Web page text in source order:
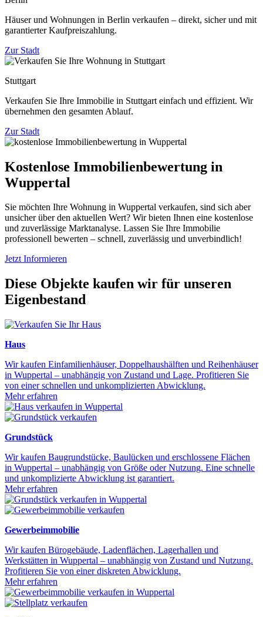
Häuser und Wohnungen in Berlin verkaufen – direkt, sicher und mit
garantierter Kaufpreiszahlung.
Zur Stadt
Stuttgart
Verkaufen Sie Ihre Immobilie in Stuttgart einfach und effizient. Wir
übernehmen den gesamten Ablauf.
Zur Stadt
Kostenlose Immobilienbewertung in
Wuppertal
Sie möchten Ihre Wohnung in Wuppertal verkaufen, sind sich aber
unsicher über den aktuellen Wert? Wir bieten Ihnen eine kostenlose
und zuverlässige Marktanalyse. Lassen Sie Ihre Immobilie
professionell bewerten – schnell, zuverlässig und unverbindlich!
Jetzt Informieren
Diese Objekte kaufen wir für unseren
Eigenbestand
Haus
Wir kaufen Einfamilienhäuser, Doppelhaushälften und Reihenhäuser
in Wuppertal – unabhängig von Zustand und Lage. Profitieren Sie
von einer schnellen und unkomplizierten Abwicklung.
Mehr erfahren
Grundstück
Wir kaufen Baugrundstücke, Baulücken und erschlossene Flächen
in Wuppertal – unabhängig von Größe oder Nutzung. Eine schnelle
und unkomplizierte Abwicklung ist garantiert.
Mehr erfahren
Gewerbeimmobilie
Wir kaufen Bürogebäude, Ladenflächen, Lagerhallen und
Werkstätten in Wuppertal – unabhängig von Zustand und Nutzung.
Profitieren Sie von einer diskreten Abwicklung.
Mehr erfahren